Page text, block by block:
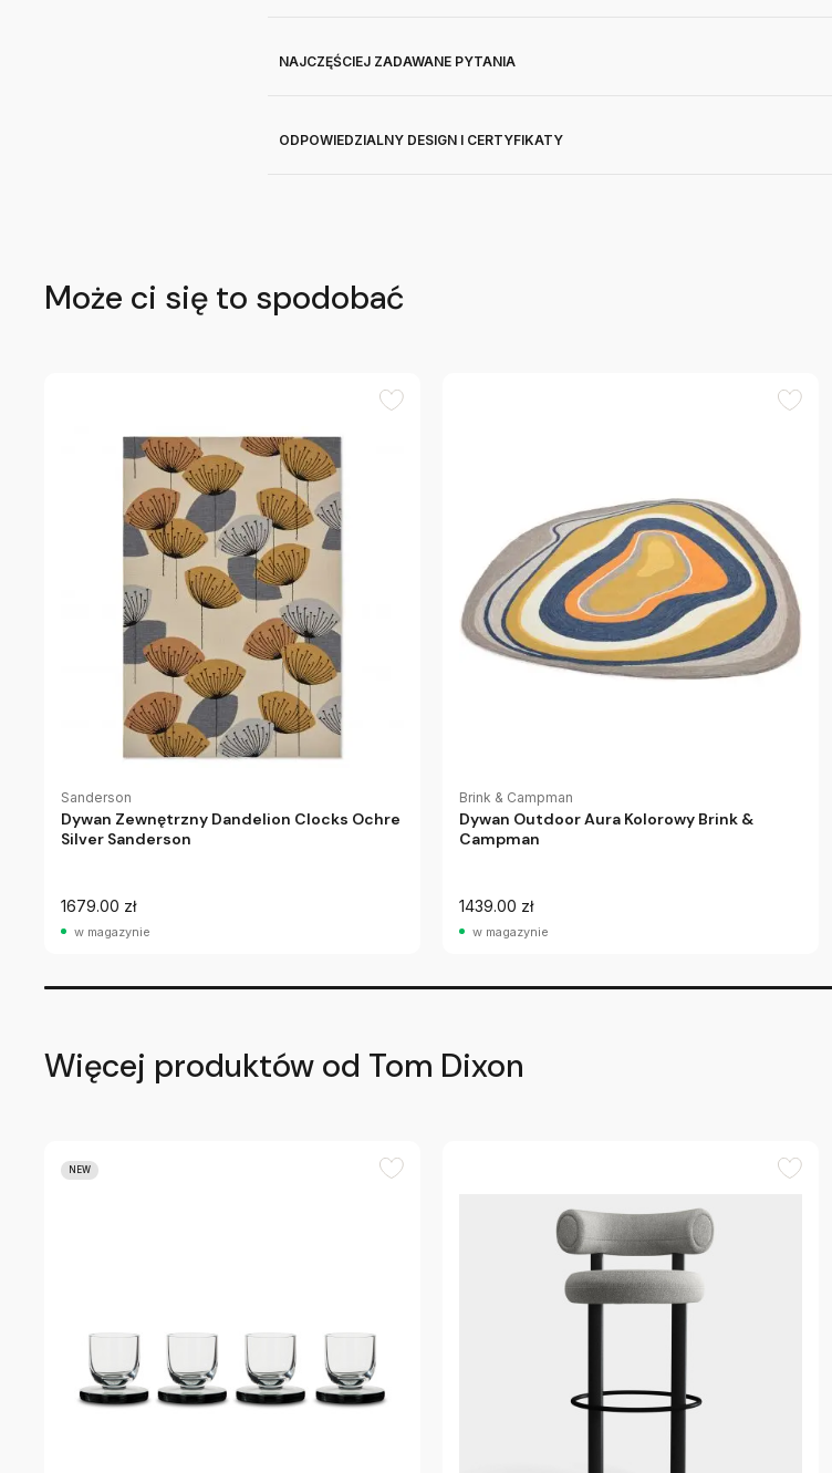
NAJCZĘŚCIEJ ZADAWANE PYTANIA
ODPOWIEDZIALNY DESIGN I CERTYFIKATY
Może ci się to spodobać
Sanderson
Dywan Zewnętrzny Dandelion Clocks Ochre
Silver Sanderson
1679.00 zł
w magazynie
Brink & Campman
Dywan Outdoor Aura Kolorowy Brink &
Campman
1439.00 zł
w magazynie
Więcej produktów od Tom Dixon
NEW